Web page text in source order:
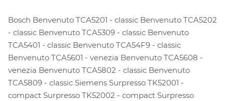
Bosch Benvenuto TCA5201 - classic Benvenuto TCA5202
- classic Benvenuto TCA5309 - classic Benvenuto
TCA5401 - classic Benvenuto TCA54F9 - classic
Benvenuto TCA5601 - venezia Benvenuto TCA5608 -
venezia Benvenuto TCA5802 - classic Benvenuto
TCA5809 - classic Siemens Surpresso TK52001 -
compact Surpresso TK52002 - compact Surpresso